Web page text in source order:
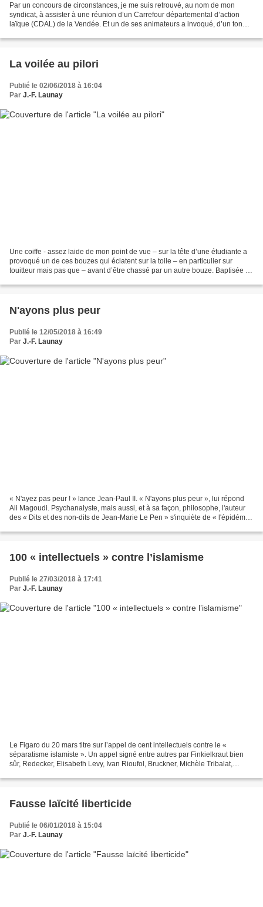
Par un concours de circonstances, je me suis retrouvé, au nom de mon
syndicat, à assister à une réunion d’un Carrefour départemental d’action
laïque (CDAL) de la Vendée. Et un de ses animateurs a invoqué, d’un ton
La voilée au pilori
Publié le 02/06/2018 à 16:04
Par J.-F. Launay
Une coiffe - assez laide de mon point de vue – sur la tête d’une étudiante a
provoqué un de ces bouzes qui éclatent sur la toile – en particulier sur
touitteur mais pas que – avant d’être chassé par un autre bouze. Baptisée «
N'ayons plus peur
Publié le 12/05/2018 à 16:49
Par J.-F. Launay
« N'ayez pas peur ! » lance Jean-Paul II. « N'ayons plus peur », lui répond
Ali Magoudi. Psychanalyste, mais aussi, et à sa façon, philosophe, l'auteur
des « Dits et des non-dits de Jean-Marie Le Pen » s'inquiète de « l'épidémie
100 « intellectuels » contre l’islamisme
Publié le 27/03/2018 à 17:41
Par J.-F. Launay
Le Figaro du 20 mars titre sur l’appel de cent intellectuels contre le «
séparatisme islamiste ». Un appel signé entre autres par Finkielkraut bien
sûr, Redecker, Elisabeth Levy, Ivan Rioufol, Bruckner, Michèle Tribalat,
Fausse laïcité liberticide
Publié le 06/01/2018 à 15:04
Par J.-F. Launay